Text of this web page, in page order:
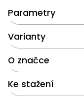
Parametry
Varianty
O značce
Ke stažení